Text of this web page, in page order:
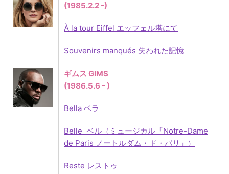
(1985.2.2 -)
À la tour Eiffel エッフェル塔にて
Souvenirs manqués 失われた記憶
ギムス GIMS
(1986.5.6 - )
Bella ベラ
Belle ベル（ミュージカル「Notre-Dame
de Paris ノートルダム・ド・パリ」）
Reste レストゥ